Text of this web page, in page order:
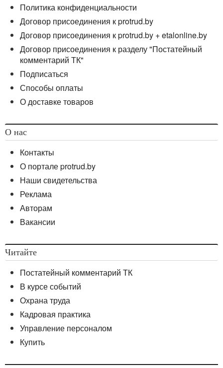
Политика конфиденциальности
Договор присоединения к protrud.by
Договор присоединения к protrud.by + etalonline.by
Договор присоединения к разделу "Постатейный
комментарий ТК"
Подписаться
Способы оплаты
О доставке товаров
О нас
Контакты
О портале protrud.by
Наши свидетельства
Реклама
Авторам
Вакансии
Читайте
Постатейный комментарий ТК
В курсе событий
Охрана труда
Кадровая практика
Управление персоналом
Купить